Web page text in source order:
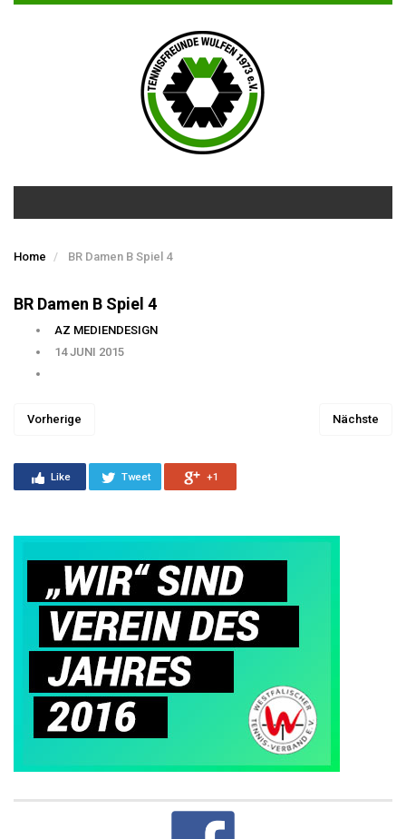
Toggle
Home BR Damen B Spiel 4
BR Damen B Spiel 4
AZ MEDIENDESIGN
14 JUNI 2015
Vorherige Nächste
Like Tweet +1